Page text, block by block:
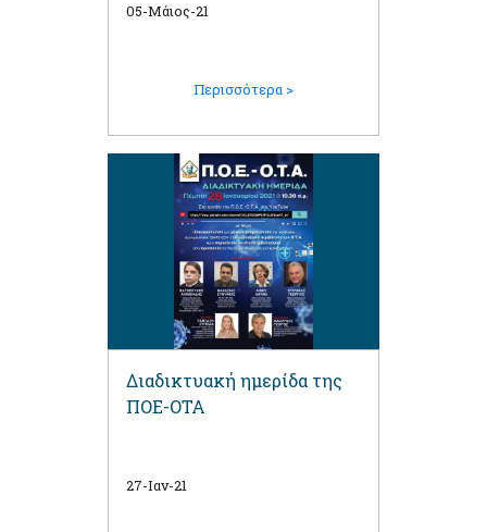
05-Μάιος-21
Περισσότερα >
Διαδικτυακή ημερίδα της
ΠΟΕ-ΟΤΑ
27-Ιαν-21